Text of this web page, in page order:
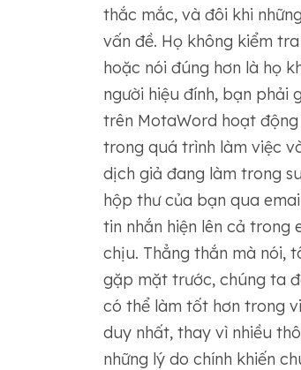
thắc mắc, và đôi khi
vấn đề. Họ không kiểm
hoặc nói đúng hơn là họ
người hiệu đính, bạn phải
trên MotaWord hoạt
trong quá trình làm việc
dịch giả đang làm trong
hộp thư của bạn qua
tin nhắn hiện lên cả trong
chịu. Thẳng thắn mà nói,
gặp mặt trước, chúng ta
có thể làm tốt hơn trong
duy nhất, thay vì nhiều
những lý do chính khiến